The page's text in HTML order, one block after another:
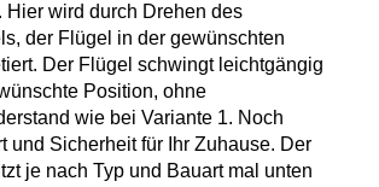
Hier wird durch Drehen des
der Flügel in der gewünschten
Der Flügel schwingt leichtgängig
Position, ohne
wie bei Variante 1. Noch
und Sicherheit für Ihr Zuhause. Der
je nach Typ und Bauart mal unten